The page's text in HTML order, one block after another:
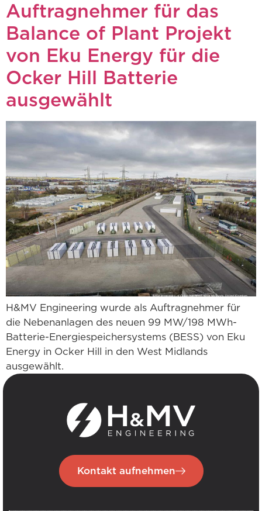
Auftragnehmer für das
Balance of Plant Projekt
von Eku Energy für die
Ocker Hill Batterie
ausgewählt
H&MV Engineering wurde als Auftragnehmer für
die Nebenanlagen des neuen 99 MW/198 MWh-
Batterie-Energiespeichersystems (BESS) von Eku
Energy in Ocker Hill in den West Midlands
ausgewählt.
Kontakt aufnehmen